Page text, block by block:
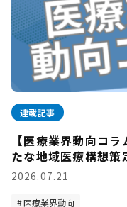
連載記事
【医療業界動向コ
たな地域医療構想策
2026.07.21
医療業界動向